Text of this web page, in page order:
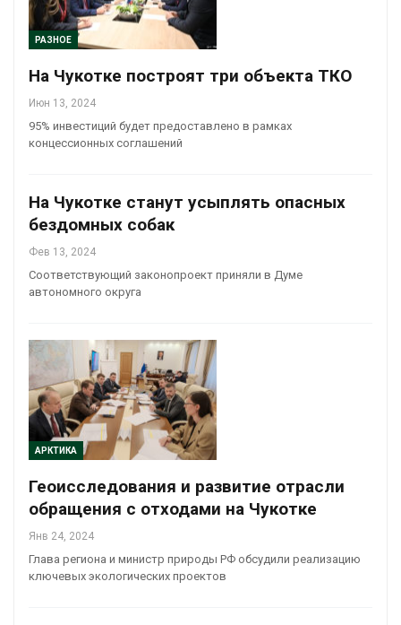
РАЗНОЕ
На Чукотке построят три объекта ТКО
Июн 13, 2024
95% инвестиций будет предоставлено в рамках
концессионных соглашений
На Чукотке станут усыплять опасных
бездомных собак
Фев 13, 2024
Соответствующий законопроект приняли в Думе
автономного округа
АРКТИКА
Геоисследования и развитие отрасли
обращения с отходами на Чукотке
Янв 24, 2024
Глава региона и министр природы РФ обсудили реализацию
ключевых экологических проектов